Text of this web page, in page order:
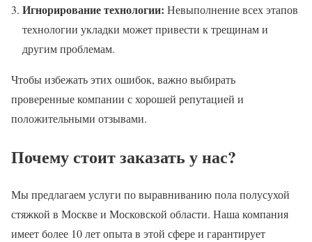
Игнорирование технологии: Невыполнение всех этапов
технологии укладки может привести к трещинам и
другим проблемам.
Чтобы избежать этих ошибок, важно выбирать
проверенные компании с хорошей репутацией и
положительными отзывами.
Почему стоит заказать у нас?
Мы предлагаем услуги по выравниванию пола полусухой
стяжкой в Москве и Московской области. Наша компания
имеет более 10 лет опыта в этой сфере и гарантирует